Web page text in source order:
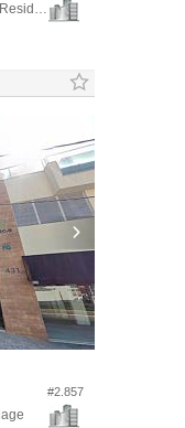
Apartamento no Edifício Luna Park Residence
#2.857